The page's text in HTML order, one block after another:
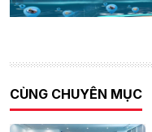
CÙNG CHUYÊN MỤC